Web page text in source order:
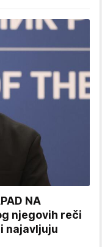
NA
njegovih reči
najavljuju